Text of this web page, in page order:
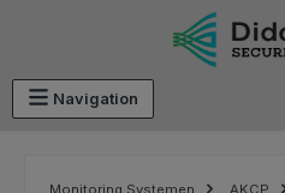
Navigation
Monitoring Systemen AKCP